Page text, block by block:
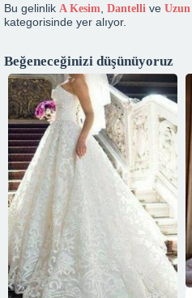
Bu gelinlik A Kesim Dantelli ve
kategorisinde yer alıyor.
Beğeneceğinizi düşünüyoruz